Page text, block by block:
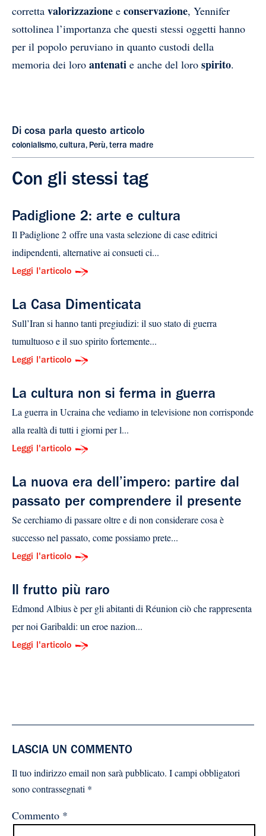
corretta valorizzazione e conservazione, Yennifer
sottolinea l’importanza che questi stessi oggetti hanno
per il popolo peruviano in quanto custodi della
memoria dei loro antenati e anche del loro spirito.
Di cosa parla questo articolo
colonialismo, cultura, Perù, terra madre
Con gli stessi tag
Padiglione 2: arte e cultura
Il Padiglione 2 offre una vasta selezione di case editrici
indipendenti, alternative ai consueti ci...
Leggi l'articolo
La Casa Dimenticata
Sull’Iran si hanno tanti pregiudizi: il suo stato di guerra
tumultuoso e il suo spirito fortemente...
Leggi l'articolo
La cultura non si ferma in guerra
La guerra in Ucraina che vediamo in televisione non corrisponde
alla realtà di tutti i giorni per l...
Leggi l'articolo
La nuova era dell’impero: partire dal
passato per comprendere il presente
Se cerchiamo di passare oltre e di non considerare cosa è
successo nel passato, come possiamo prete...
Leggi l'articolo
Il frutto più raro
Edmond Albius è per gli abitanti di Réunion ciò che rappresenta
per noi Garibaldi: un eroe nazion...
Leggi l'articolo
LASCIA UN COMMENTO
Il tuo indirizzo email non sarà pubblicato. I campi obbligatori
sono contrassegnati *
Commento *